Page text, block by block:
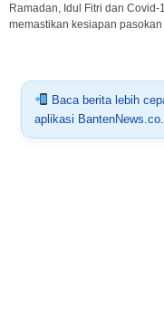
Ramadan, Idul Fitri dan
memastikan kesiapan pasokan
Baca berita lebih
aplikasi